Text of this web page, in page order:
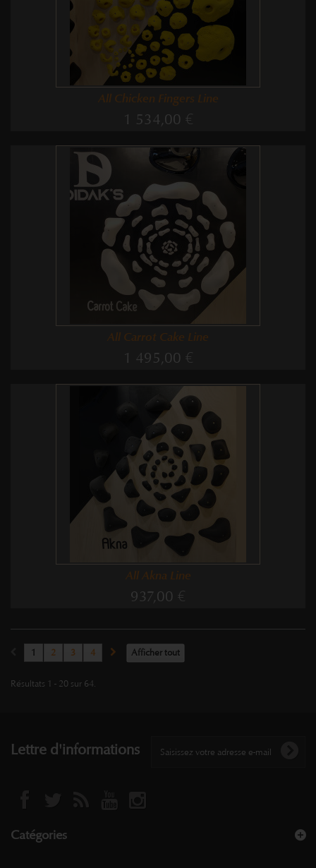
All Chicken Fingers Line
1 534,00 €
All Carrot Cake Line
1 495,00 €
All Akna Line
937,00 €
Afficher tout
1 2 3 4
Résultats 1 - 20 sur 64.
Lettre d'informations
Catégories